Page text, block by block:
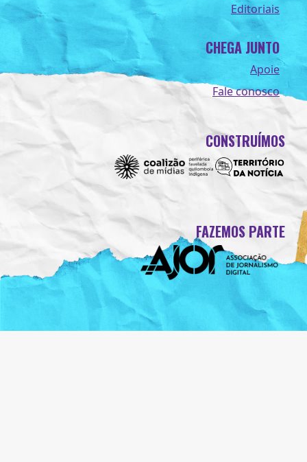
Editoriais
CHEGA JUNTO
Apoie
Fale conosco
CONSTRUÍMOS
FAZEMOS PARTE